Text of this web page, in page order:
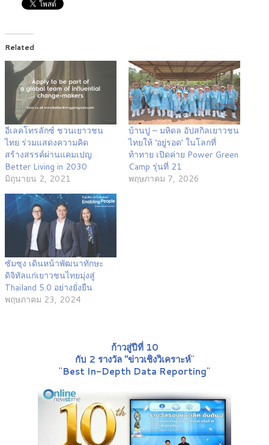
Related
อีเลคโทรลักซ์ ชวนเยาวชน
ไทย ร่วมแสดงความคิด
สร้างสรรค์ผ่านแคมเปญ
Better Living in 2030
มิถุนายน 2, 2021
บ้านปู – มหิดล อัปสกิลเยาวชน
ไทยให้ ‘อยู่รอด’ ในโลกที่
ท้าทาย เปิดค่าย Power Green
Camp รุ่นที่ 21
พฤษภาคม 7, 2026
ซัมซุง เดินหน้าพัฒนาทักษะ
ดิจิทัลแก่เยาวชนไทยมุ่งสู่
Thailand 5.0 อย่างยั่งยืน
พฤษภาคม 23, 2024
ก้าวสู่ปีที่ 10
กับ 2 รางวัล "ข่าวเชิงวิเคราะห์"
"Best In-Depth Data Reporting"